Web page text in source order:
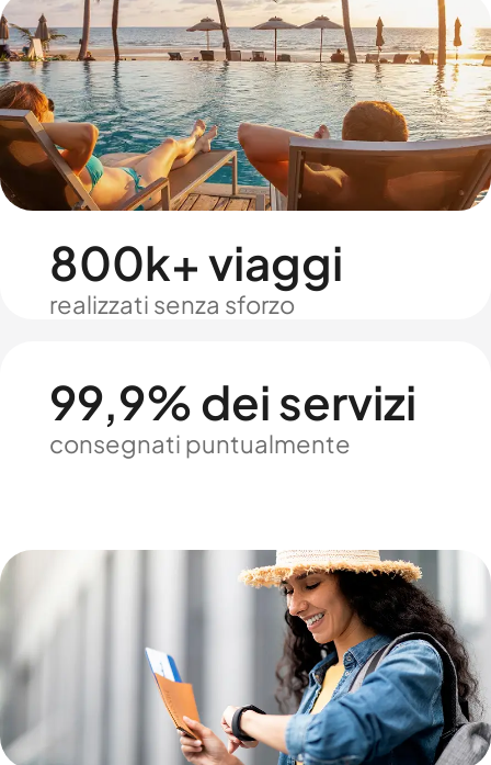
800k+ viaggi
realizzati senza sforzo
99,9% dei servizi
consegnati puntualmente